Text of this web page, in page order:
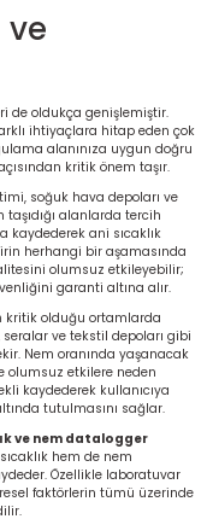
de oldukça genişlemiştir.
ihtiyaçlara hitap eden çok
alanınıza uygun doğru
kritik önem taşır.
soğuk hava depoları ve
taşıdığı alanlarda tercih
kaydederek ani sıcaklık
herhangi bir aşamasında
olumsuz etkileyebilir;
garanti altına alır.
kritik olduğu ortamlarda
ve tekstil depoları gibi
Nem oranında yaşanacak
olumsuz etkilere neden
kaydederek kullanıcıya
tutulmasını sağlar.
ve nem datalogger
hem de nem
Özellikle laboratuvar
faktörlerin tümü üzerinde